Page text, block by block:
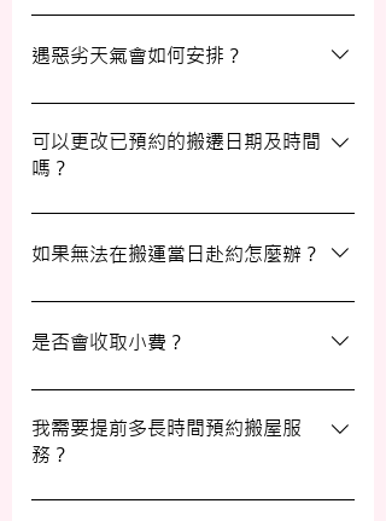
約定的費用。
選擇一間合適的搬運公司非常重要，建議您
選擇經驗豐富、提供專業服務且預算合理的
擇！
遇惡劣天氣會如何安排？
如搬屋當日遇上惡劣天氣，我們會提前與您
聯絡並安排改期。具體安排如下： 黑色暴
雨或八號熱帶氣旋警告於早上十時前發出：
我們會即時更新安排。 工作時間內解除警
可以更改已預約的搬遷日期及時間
嗎？
如果需要更改或取消已預約的搬運服務，請
在預定搬運日期前至少兩個工作日的下午三
50%作為行政費。
如果無法在搬運當日赴約怎麼辦？
若您無法在搬運當日赴約，請至少提前兩個
工作日的下午三時通知我們，否則我們將有
是否會收取小費？
我們不會向客戶索取小費，但客戶可自願性
地為搬運團隊作獎賞，以表達對我們服務的
滿意。
我需要提前多長時間預約搬屋服
務？
我們建議您在搬屋前一至三星期預約搬運日